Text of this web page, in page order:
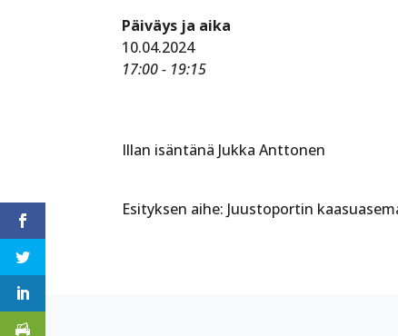
Päiväys ja aika
10.04.2024
17:00 - 19:15
Illan isäntänä Jukka Anttonen
Esityksen aihe: Juustoportin